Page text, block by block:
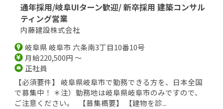
通年採用/岐阜UIターン歓迎/ 新卒採用 建築コンサル
ティング営業
内藤建設株式会社
岐阜県 岐阜市 六条南3丁目10番10号
月給220,500円 ～
正社員
【必須要件】 岐阜県岐阜市で勤務できる方を、日本全国
で募集中！ ＊注）勤務地は岐阜県岐阜市のみですので、
ご注意ください。 【募集概要】 【建物を診...